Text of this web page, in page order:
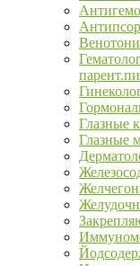
Глазные
Глазные